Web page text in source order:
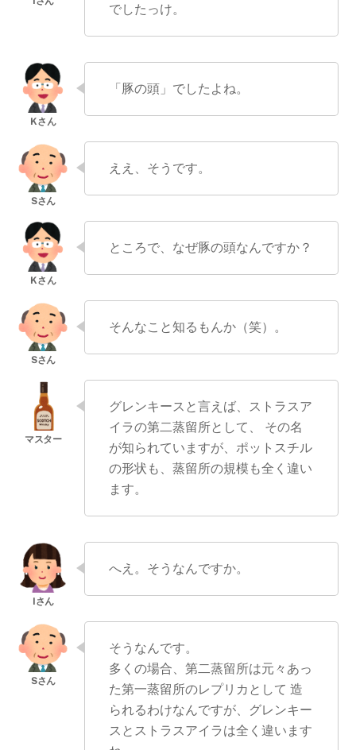
でしたっけ。
「豚の頭」でしたよね。
ええ、そうです。
ところで、なぜ豚の頭なんですか？
そんなこと知るもんか（笑）。
グレンキースと言えば、ストラスア
イラの第二蒸留所として、 その名
が知られていますが、ポットスチル
の形状も、蒸留所の規模も全く違い
ます。
へえ。そうなんですか。
そうなんです。
多くの場合、第二蒸留所は元々あっ
た第一蒸留所のレプリカとして 造
られるわけなんですが、グレンキー
スとストラスアイラは全く違います